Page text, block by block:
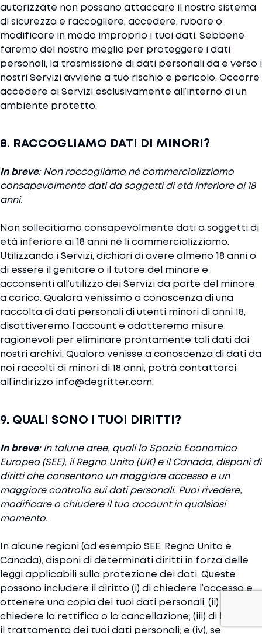
autorizzate non possano attaccare il nostro sistema
di sicurezza e raccogliere, accedere, rubare o
modificare in modo improprio i tuoi dati. Sebbene
faremo del nostro meglio per proteggere i dati
personali, la trasmissione di dati personali da e verso i
nostri Servizi avviene a tuo rischio e pericolo. Occorre
accedere ai Servizi esclusivamente all’interno di un
ambiente protetto.
8. RACCOGLIAMO DATI DI MINORI?
In breve: Non raccogliamo né commercializziamo
consapevolmente dati da soggetti di età inferiore ai 18
anni.
Non sollecitiamo consapevolmente dati a soggetti di
età inferiore ai 18 anni né li commercializziamo.
Utilizzando i Servizi, dichiari di avere almeno 18 anni o
di essere il genitore o il tutore del minore e
acconsenti all’utilizzo dei Servizi da parte del minore
a carico. Qualora venissimo a conoscenza di una
raccolta di dati personali di utenti minori di anni 18,
disattiveremo l’account e adotteremo misure
ragionevoli per eliminare prontamente tali dati dai
nostri archivi. Qualora venisse a conoscenza di dati da
noi raccolti di minori di 18 anni, potrà contattarci
all’indirizzo info@degritter.com.
9. QUALI SONO I TUOI DIRITTI?
In breve: In talune aree, quali lo Spazio Economico
Europeo (SEE), il Regno Unito (UK) e il Canada, disponi di
diritti che consentono un maggiore accesso e un
maggiore controllo sui dati personali. Puoi rivedere,
modificare o chiudere il tuo account in qualsiasi
momento.
In alcune regioni (ad esempio SEE, Regno Unito e
Canada), disponi di determinati diritti in forza delle
leggi applicabili sulla protezione dei dati. Queste
possono includere il diritto (i) di chiedere l’accesso e
ottenere una copia dei tuoi dati personali, (ii) di
chiedere la rettifica o la cancellazione; (iii) di limitare
il trattamento dei tuoi dati personali; e (iv), se